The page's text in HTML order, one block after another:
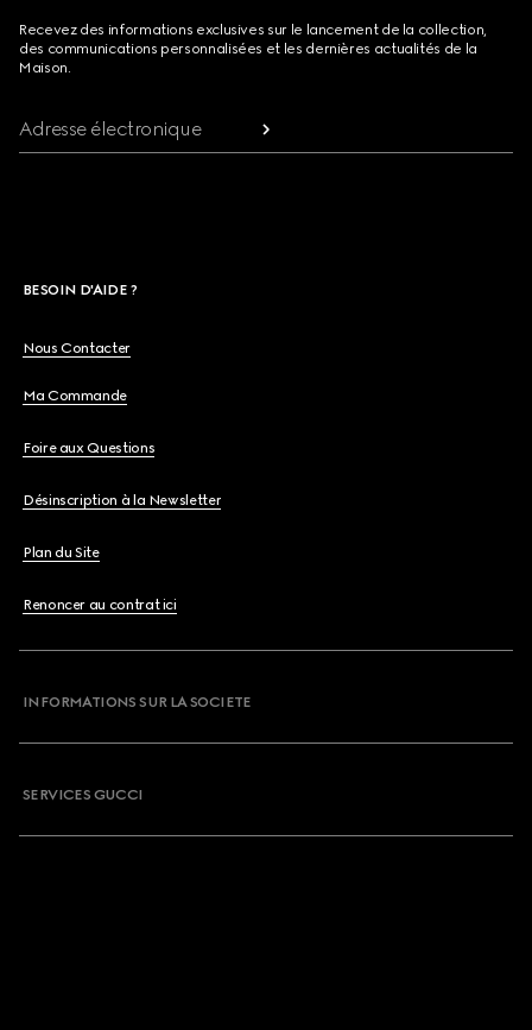
Recevez des informations exclusives sur le lancement de la collection,
des communications personnalisées et les dernières actualités de la
Maison.
Adresse électronique
BESOIN D'AIDE ?
Nous Contacter
Ma Commande
Foire aux Questions
Désinscription à la Newsletter
Plan du Site
Renoncer au contrat ici
INFORMATIONS SUR LA SOCIETE
SERVICES GUCCI